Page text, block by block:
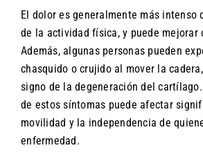
El dolor es generalmente más intenso
de la actividad física, y puede mejorar
Además, algunas personas pueden
chasquido o crujido al mover la
signo de la degeneración del
de estos síntomas puede afectar
movilidad y la independencia de
enfermedad.